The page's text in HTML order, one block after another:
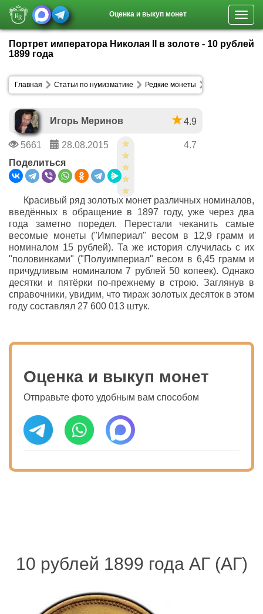
Оценка и выкуп монет
Портрет императора Николая II в золоте - 10 рублей
1899 года
Главная Статьи по нумизматике Редкие монеты
Игорь Меринов 4.9
5661 28.08.2015
4.7
Поделиться
Красивый ряд золотых монет различных номиналов,
введённых в обращение в 1897 году, уже через два
года заметно поредел. Перестали чеканить самые
весомые монеты ("Империал" весом в 12,9 грамм и
номиналом 15 рублей). Та же история случилась с их
"половинками" ("Полуимпериал" весом в 6,45 грамм и
причудливым номиналом 7 рублей 50 копеек). Однако
десятки и пятёрки по-прежнему в строю. Заглянув в
справочники, увидим, что тираж золотых десяток в этом
году составлял 27 600 013 штук.
Оценка и выкуп монет
Отправьте фото удобным вам способом
10 рублей 1899 года АГ (АГ)